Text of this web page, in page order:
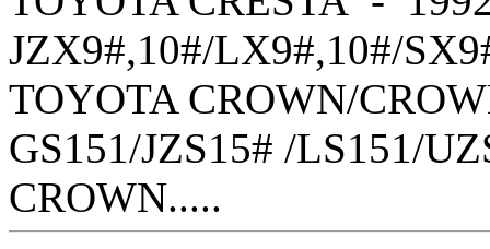
JZX9#,10#/LX9#,10#/
TOYOTA CROWN/
GS151/JZS15# /LS151/
CROWN.....